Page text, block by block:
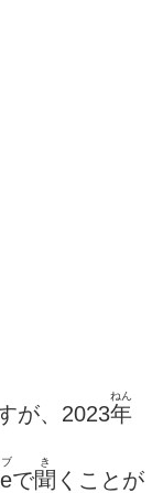
が、2023年
ねん
で聞
き
くことが